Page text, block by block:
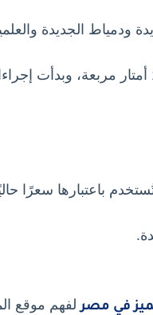
ودمياط الجديدة
مساحات الوحدات التي أُعلنت للطرح بين 90
باعتبارها سعرًا
في مصر لفهم موقع